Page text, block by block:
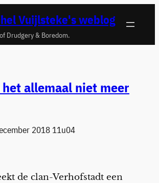
Vuijlsteke's weblog
Drudgery & Boredom.
allemaal niet meer
2018 11u04
de clan-Verhofstadt een